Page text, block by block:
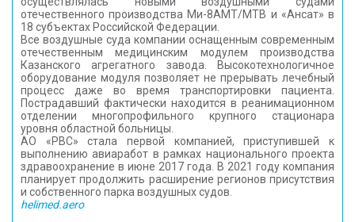
отечественного производства Ми-8АМТ/МТВ и «Ансат» в
18 субъектах Российской Федерации.
Все воздушные суда компании оснащенным современным
отечественным медицинским модулем производства
Казанского агрегатного завода. Высокотехнологичное
оборудование модуля позволяет не прерывать лечебный
процесс даже во время транспортировки пациента.
Пострадавший фактически находится в реанимационном
отделении многопрофильного крупного стационара
уровня областной больницы.
АО «РВС» стала первой компанией, приступившей к
выполнению авиаработ в рамках национального проекта
здравоохранение в июне 2017 года. В 2021 году компания
планирует продолжить расширение регионов присутствия
и собственного парка воздушных судов.
helimed.aero